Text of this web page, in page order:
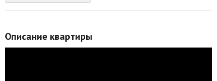
Описание квартиры